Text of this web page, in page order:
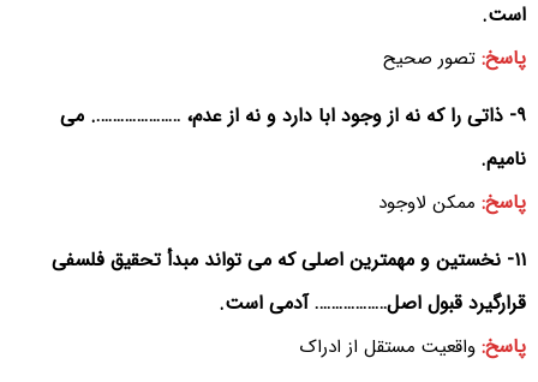
است.
پاسخ: تصور صحیح
۹- ذاتی را که نه از وجود ابا دارد و نه از عدم، …………………. می
نامیم.
پاسخ: ممکن لاوجود
۱۱- نخستین و مهمترین اصلی که می تواند مبدأ تحقیق فلسفی
قرارگیرد قبول اصل……………… آدمی است.
پاسخ: واقعیت مستقل از ادراک